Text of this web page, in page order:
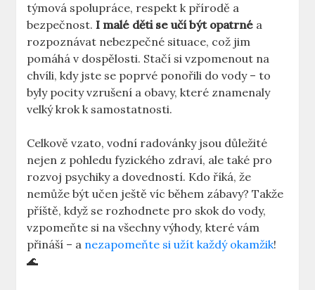
týmová spolupráce, respekt k přírodě a
bezpečnost.I malé děti se učí být opatrné a
rozpoznávat nebezpečné situace, což jim
pomáhá v dospělosti. Stačí si vzpomenout na
chvíli, kdy jste se poprvé ponořili do vody – to
byly pocity vzrušení a obavy, které znamenaly
velký krok k samostatnosti.
Celkově vzato, vodní radovánky jsou důležité
nejen z pohledu fyzického zdraví, ale také pro
rozvoj psychiky a dovedností. Kdo říká, že
nemůže být učen ještě víc během zábavy? Takže
příště, když se rozhodnete pro skok do vody,
vzpomeňte si na všechny výhody, které vám
přináší – a nezapomeňte si užít každý okamžik!
🌊